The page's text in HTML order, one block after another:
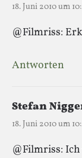
18. Juni 2010 um
@Filmriss:
Antworten
Stefan
18. Juni 2010 um
@Filmriss: